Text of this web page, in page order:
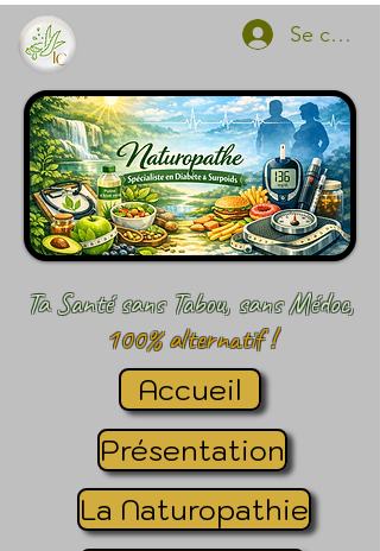
Se
Ta Santé sans Tabou, sans Médoc,
100% alternatif !
Accueil
Présentation
La Naturopathie